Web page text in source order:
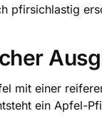
pfirsichlastig
mit einer
ein Apfel-